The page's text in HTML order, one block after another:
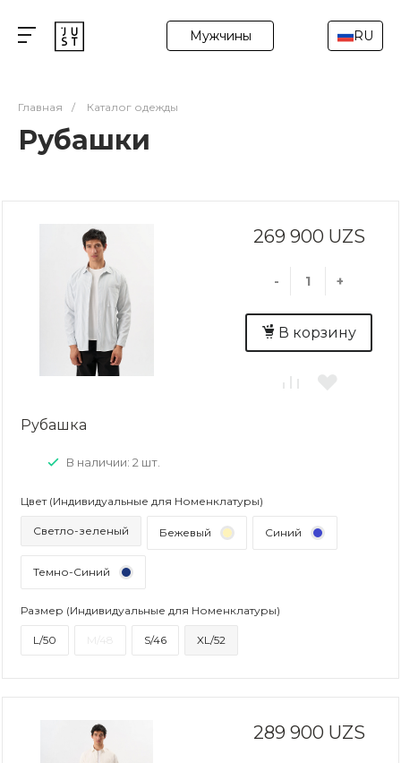
Мужчины RU
Главная / Каталог одежды
Рубашки
269 900 UZS
- +
В корзину
Рубашка
В наличии: 2 шт.
Цвет (Индивидуальные для Номенклатуры)
Светло-зеленый Бежевый Синий
Темно-Синий
Размер (Индивидуальные для Номенклатуры)
L/50 S/46 XL/52
289 900 UZS